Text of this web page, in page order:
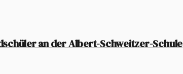
an der Albert-Schweitzer-Schule